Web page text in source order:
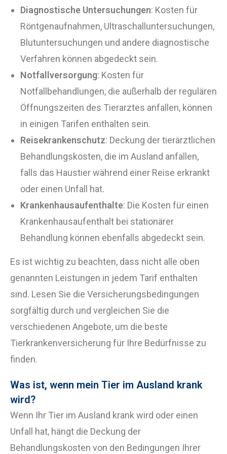
Diagnostische Untersuchungen: Kosten für
Röntgenaufnahmen, Ultraschalluntersuchungen,
Blutuntersuchungen und andere diagnostische
Verfahren können abgedeckt sein.
Notfallversorgung: Kosten für
Notfallbehandlungen, die außerhalb der regulären
Öffnungszeiten des Tierarztes anfallen, können
in einigen Tarifen enthalten sein.
Reisekrankenschutz: Deckung der tierärztlichen
Behandlungskosten, die im Ausland anfallen,
falls das Haustier während einer Reise erkrankt
oder einen Unfall hat.
Krankenhausaufenthalte: Die Kosten für einen
Krankenhausaufenthalt bei stationärer
Behandlung können ebenfalls abgedeckt sein.
Es ist wichtig zu beachten, dass nicht alle oben
genannten Leistungen in jedem Tarif enthalten
sind. Lesen Sie die Versicherungsbedingungen
sorgfältig durch und vergleichen Sie die
verschiedenen Angebote, um die beste
Tierkrankenversicherung für Ihre Bedürfnisse zu
finden.
Was ist, wenn mein Tier im Ausland krank
wird?
Wenn Ihr Tier im Ausland krank wird oder einen
Unfall hat, hängt die Deckung der
Behandlungskosten von den Bedingungen Ihrer